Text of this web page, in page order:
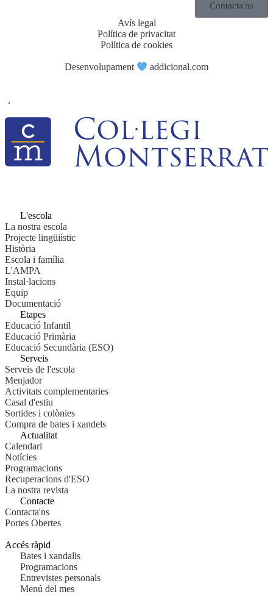
Contacta'ns
Avís legal
Política de privacitat
Política de cookies
Desenvolupament addicional.com
.
L'escola
La nostra escola
Projecte lingüiístic
Història
Escola i família
L'AMPA
Instal·lacions
Equip
Documentació
Etapes
Educació Infantil
Educació Primària
Educació Secundària (ESO)
Serveis
Serveis de l'escola
Menjador
Activitats complementaries
Casal d'estiu
Sortides i colònies
Compra de bates i xandels
Actualitat
Calendari
Notícies
Programacions
Recuperacions d'ESO
La nostra revista
Contacte
Contacta'ns
Portes Obertes
Accés ràpid
Bates i xandalls
Programacions
Entrevistes personals
Menú del mes